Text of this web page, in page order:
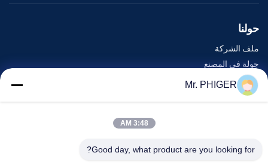
حولنا
ملف الشركة
جولة في المصنع
مراقبة الجودة
خريطة الموقع
الأحداث
Mr. PHIGER
3:48 AM
Good day, what product are you looking for?